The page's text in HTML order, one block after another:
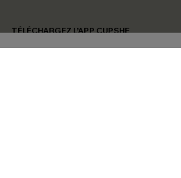
TÉLÉCHARGEZ L’APP CUPSHE